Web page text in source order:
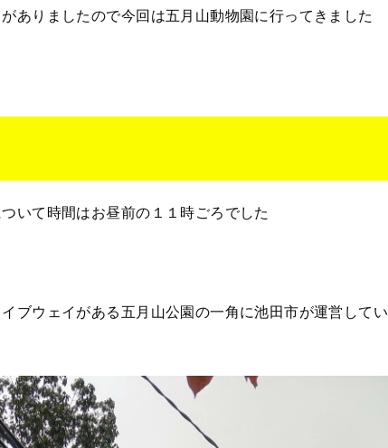
ありましたので今回は五月山動物園に行ってきました
いて時間はお昼前の１１時ごろでした
ブウェイがある五月山公園の一角に池田市が運営してい